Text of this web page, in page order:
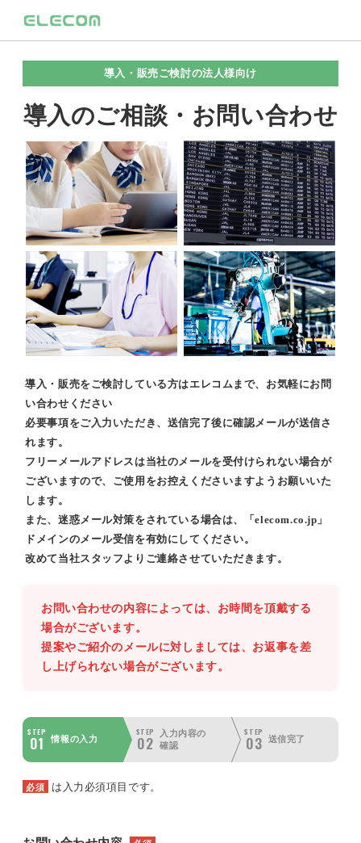
導入・販売ご検討の法人様向け
導入のご相談・お問い合わせ
導入・販売をご検討している方はエレコムまで、お気軽にお問
い合わせください
必要事項をご入力いただき、送信完了後に確認メールが送信さ
れます。
フリーメールアドレスは当社のメールを受付けられない場合が
ございますので、ご使用をお控えくださいますようお願いいた
します。
また、迷惑メール対策をされている場合は、「elecom.co.jp」
ドメインのメール受信を有効にしてください。
改めて当社スタッフよりご連絡させていただきます。
お問い合わせの内容によっては、お時間を頂戴する
場合がございます。
提案やご紹介のメールに対しましては、お返事を差
し上げられない場合がございます。
STEP
01 情報の入力
STEP
02
入力内容の
確認
STEP
03 送信完了
必須 は入力必須項目です。